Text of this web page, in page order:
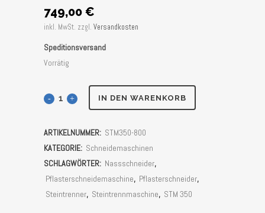
749,00 €
inkl. MwSt. zzgl. Versandkosten
Speditionsversand
Vorrätig
Steintrennmaschine
800
(80cm
IN DEN WARENKORB
ARTIKELNUMMER: STM350-800
KATEGORIE: Schneidemaschinen
SCHLAGWÖRTER: Nassschneider,
Pflasterschneidemaschine, Pflasterschneider,
Steintrenner, Steintrennmaschine, STM 350